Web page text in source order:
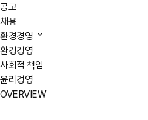
공고
채용
환경경영
환경경영
사회적 책임
윤리경영
OVERVIEW